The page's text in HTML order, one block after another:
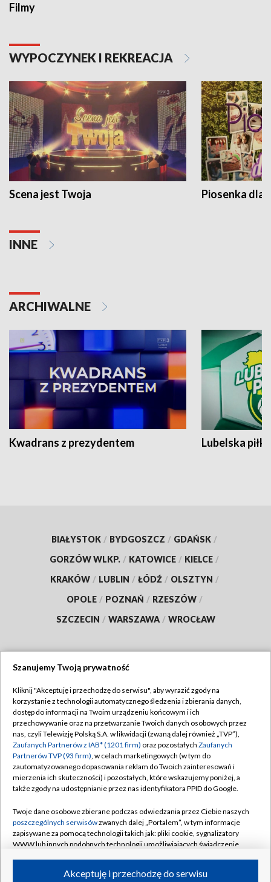
Filmy
WYPOCZYNEK I REKREACJA
Scena jest Twoja Piosenka dla
INNE
ARCHIWALNE
Kwadrans z prezydentem Lubelska piłka
BIAŁYSTOK / BYDGOSZCZ / GDAŃSK /
GORZÓW WLKP. / KATOWICE / KIELCE /
KRAKÓW / LUBLIN / ŁÓDŹ / OLSZTYN /
OPOLE / POZNAŃ / RZESZÓW /
SZCZECIN / WARSZAWA / WROCŁAW
TVP
Abonament TVP
Emisja w TVP
Centrum informacji TVP
Naziemna Telewizja Cyfrowa
Rada Programowa
System NOS
Informacje o nadawcy
Program dla prasy
Regulamin TVP
Polityka prywatności
Moje zgody
Pomoc
Kontakt
Kanały
Szanujemy Twoją prywatność
Kliknij "Akceptuję i przechodzę do serwisu", aby wyrazić zgody na
korzystanie z technologii automatycznego śledzenia i zbierania danych,
dostęp do informacji na Twoim urządzeniu końcowym i ich
przechowywanie oraz na przetwarzanie Twoich danych osobowych przez
nas, czyli Telewizję Polską S.A. w likwidacji (zwaną dalej również „TVP”),
Zaufanych Partnerów z IAB* (1201 firm) oraz pozostałych Zaufanych
Partnerów TVP (93 firm), w celach marketingowych (w tym do
zautomatyzowanego dopasowania reklam do Twoich zainteresowań i
mierzenia ich skuteczności) i pozostałych, które wskazujemy poniżej, a
także zgody na udostępnianie przez nas identyfikatora PPID do Google.
Twoje dane osobowe zbierane podczas odwiedzania przez Ciebie naszych
poszczególnych serwisówzwanych dalej „Portalem”, w tym informacje
zapisywane za pomocą technologii takich jak: pliki cookie, sygnalizatory
WWW lub innych podobnych technologii umożliwiających świadczenie
ruchu w Internecie.Akceptuję i przechodzę do serwisu